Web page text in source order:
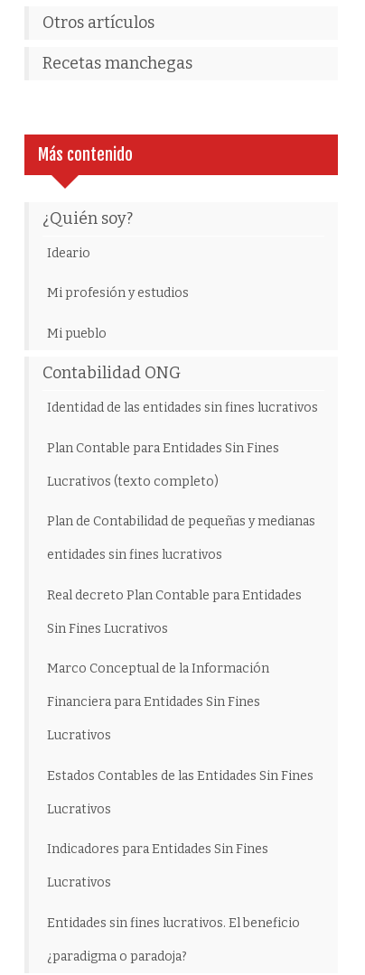
Otros artículos
Recetas manchegas
Más contenido
¿Quién soy?
Ideario
Mi profesión y estudios
Mi pueblo
Contabilidad ONG
Identidad de las entidades sin fines lucrativos
Plan Contable para Entidades Sin Fines
Lucrativos (texto completo)
Plan de Contabilidad de pequeñas y medianas
entidades sin fines lucrativos
Real decreto Plan Contable para Entidades
Sin Fines Lucrativos
Marco Conceptual de la Información
Financiera para Entidades Sin Fines
Lucrativos
Estados Contables de las Entidades Sin Fines
Lucrativos
Indicadores para Entidades Sin Fines
Lucrativos
Entidades sin fines lucrativos. El beneficio
¿paradigma o paradoja?